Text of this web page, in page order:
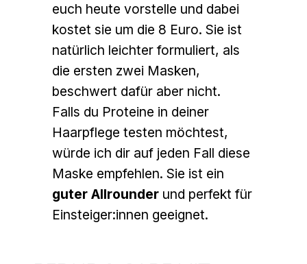
euch heute vorstelle und dabei
kostet sie um die 8 Euro. Sie ist
natürlich leichter formuliert, als
die ersten zwei Masken,
beschwert dafür aber nicht.
Falls du Proteine in deiner
Haarpflege testen möchtest,
würde ich dir auf jeden Fall diese
Maske empfehlen. Sie ist ein
guter Allrounder und perfekt für
Einsteiger:innen geeignet.